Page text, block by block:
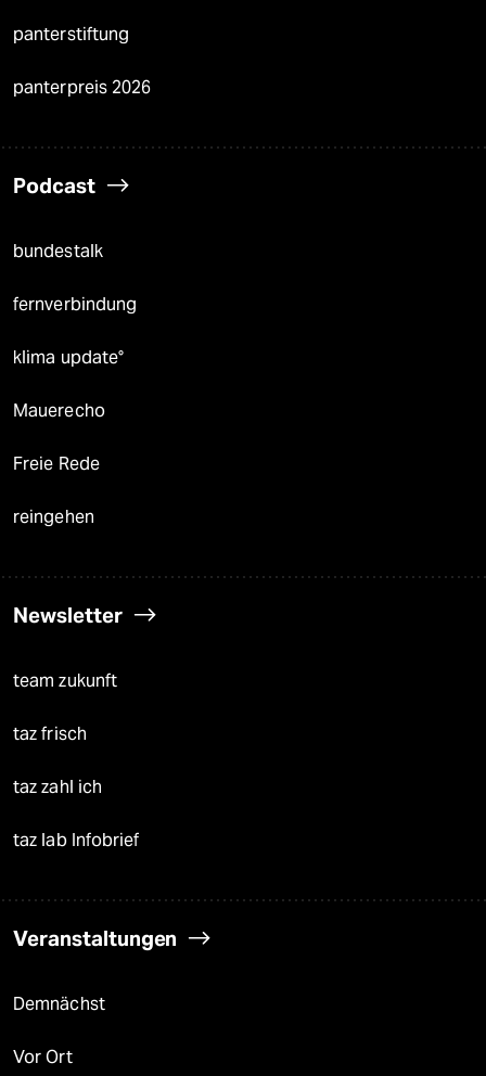
panterstiftung
panterpreis 2026
Podcast
bundestalk
fernverbindung
klima update°
Mauerecho
Freie Rede
reingehen
Newsletter
team zukunft
taz frisch
taz zahl ich
taz lab Infobrief
Veranstaltungen
Demnächst
Vor Ort